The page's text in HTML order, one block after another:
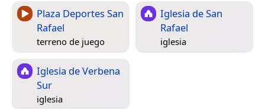
Plaza Deportes San
Rafael
terreno de juego
Iglesia de San
Rafael
iglesia
Iglesia de Verbena
Sur
iglesia